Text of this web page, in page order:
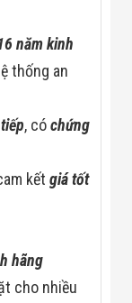
năm kinh
thống an
, cóchứng
kếtgiá tốt
hãng
cho nhiều